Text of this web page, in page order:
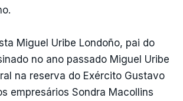
Miguel Uribe Londoño, pai do
no ano passado Miguel Uribe
na reserva do Exército Gustavo
empresários Sondra Macollins